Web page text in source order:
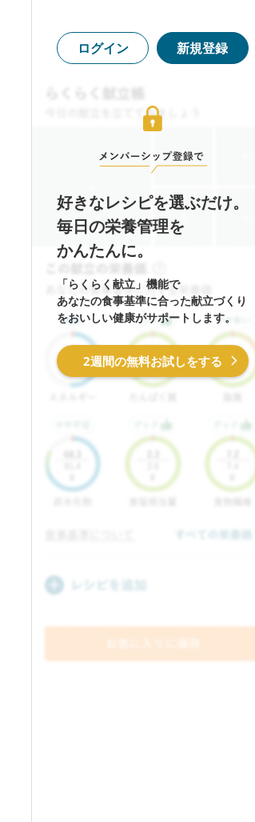
ログイン 新規登録
好きなレシピを選ぶだけ。
毎日の栄養管理を
かんたんに。
「らくらく献立」機能で
あなたの食事基準に合った献立づくり
をおいしい健康がサポートします。
2週間の無料お試しをする